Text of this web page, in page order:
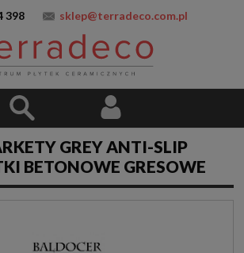
398 sklep@terradeco.com.pl
GREY ANTI-SLIP
BETONOWE GRESOWE